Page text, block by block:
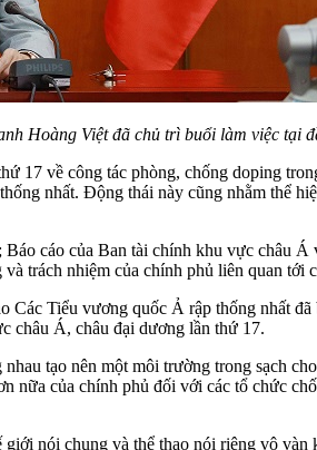
Hoàng Việt đã chủ trì buổi làm việc tại
về công tác phòng, chống doping
nhất. Động thái này cũng nhằm thể
cáo của Ban tài chính khu vực châu
trách nhiệm của chính phủ liên quan
Tiểu vương quốc Ả rập thống nhất
châu Á, châu đại dương lần thứ 17.
tạo nên một môi trường trong sạch
của chính phủ đối với các tổ chức
nói chung và thể thao nói riêng vô